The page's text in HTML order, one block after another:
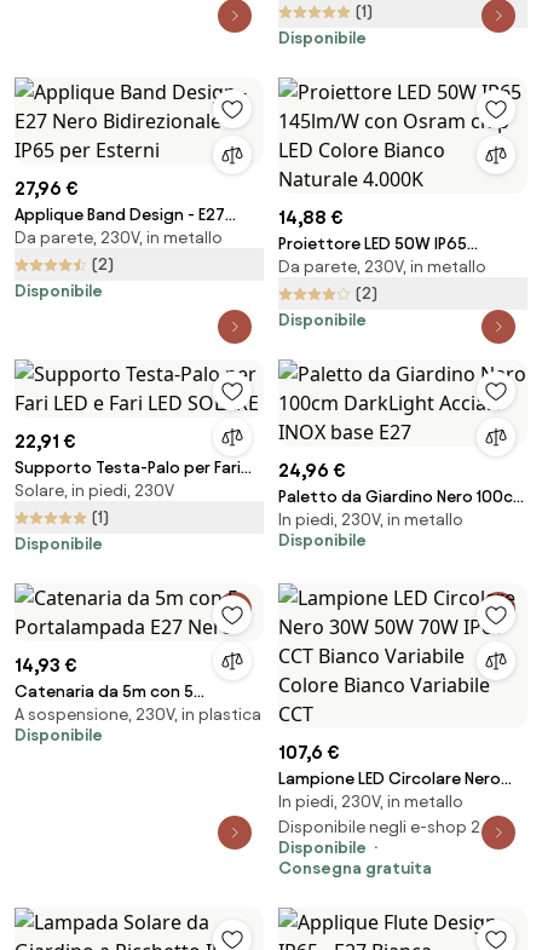
lumen - SERIE PRO Colore Bianco
Naturale 4.000K
(1)
Disponibile
27,96 €
Applique Band Design - E27
Nero Bidirezionale IP65 per
Esterni
Da parete, 230V, in metallo
(2)
Disponibile
14,88 €
Proiettore LED 50W IP65
145lm/W con Osram chip LED
Colore Bianco Naturale 4.000K
Da parete, 230V, in metallo
(2)
Disponibile
22,91 €
Supporto Testa-Palo per Fari
LED e Fari LED SOLARE
Solare, in piedi, 230V
(1)
Disponibile
24,96 €
Paletto da Giardino Nero 100cm
DarkLight Acciaio INOX base E27
In piedi, 230V, in metallo
Disponibile
14,93 €
Catenaria da 5m con 5
Portalampada E27 Nero
A sospensione, 230V, in plastica
Disponibile
107,6 €
Lampione LED Circolare Nero
30W 50W 70W IP65 CCT Bianco
Variabile Colore Bianco Variabile
CCT
In piedi, 230V, in metallo
Disponibile negli e-shop 2
Disponibile
Consegna gratuita